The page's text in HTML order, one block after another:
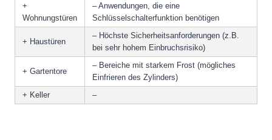
+
Wohnungstüren
– Anwendungen, die eine
Schlüsselschalterfunktion benötigen
+ Haustüren
– Höchste Sicherheitsanforderungen (z.B.
bei sehr hohem Einbruchsrisiko)
+ Gartentore
– Bereiche mit starkem Frost (mögliches
Einfrieren des Zylinders)
+ Keller
–